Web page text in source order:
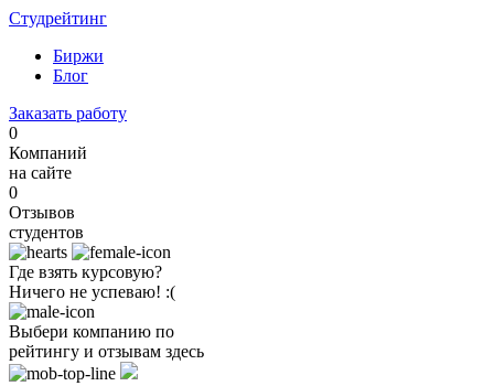
Студрейтинг
Биржи
Блог
Заказать работу
0
Компаний
на сайте
0
Отзывов
студентов
Где взять курсовую?
Ничего не успеваю! :(
Выбери компанию по
рейтингу и отзывам здесь